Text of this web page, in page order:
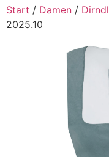
Start / Damen / Dirndl
2025.10